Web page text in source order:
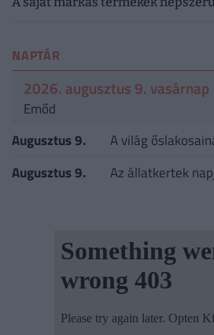
NAPTÁR
2026. augusztus 9. vasárnap
Emőd
Augusztus 9.
A világ
Augusztus 9.
Az állatkertek